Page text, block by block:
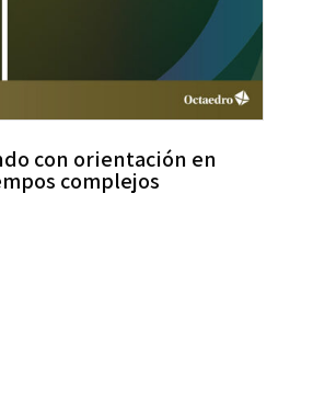
con orientación en
complejos